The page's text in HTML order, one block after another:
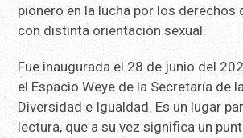
pionero en la lucha por los derechos
con distinta orientación sexual.
Fue inaugurada el 28 de junio del
el Espacio Weye de la Secretaría de
Diversidad e Igualdad. Es un lugar
lectura, que a su vez significa un